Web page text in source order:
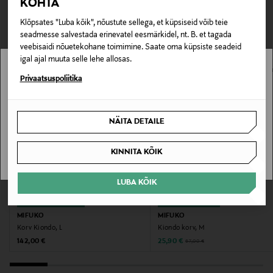
KOHTA
Klõpsates "Luba kõik", nõustute sellega, et küpsiseid võib teie
seadmesse salvestada erinevatel eesmärkidel, nt. B. et tagada
veebisaidi nõuetekohane toimimine. Saate oma küpsiste seadeid
igal ajal muuta selle lehe allosas.
Privaatsuspoliitika
NÄITA DETAILE
KINNITA KÕIK
LUBA KÕIK
Tootenumber
178028820
Materjal
Paber
Tootjamaa
KEENIA
Tarnimine pakiautomaati või postkontorisse
0,00 € – 4,90 €
TEISED KLIENDID
VAATASID KA
MIFUKO
Korv Kiondo, L
Original Price
142,00 €
MIFUKO
Kiondo korv, M
Discounted Price
25,90 € Original Price
67,00 €
Stockmann pole Sinu riigis saadaval.
SAAN ARU